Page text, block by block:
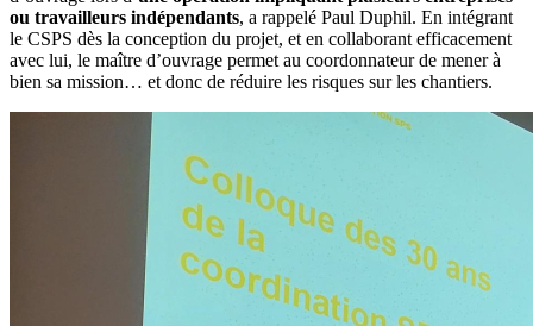
ou travailleurs indépendants, a rappelé Paul Duphil. En intégrant
le CSPS dès la conception du projet, et en collaborant efficacement
avec lui, le maître d’ouvrage permet au coordonnateur de mener à
bien sa mission… et donc de réduire les risques sur les chantiers.